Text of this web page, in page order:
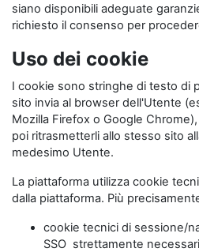
siano disponibili adeguate
richiesto il consenso per
Uso dei cookie
I cookie sono stringhe di testo di
sito invia al browser dell'Utente
Mozilla Firefox o Google
poi ritrasmetterli allo stesso sito
medesimo Utente.
La piattaforma utilizza cookie
dalla piattaforma. Più
cookie tecnici di sessione/
SSO strettamente